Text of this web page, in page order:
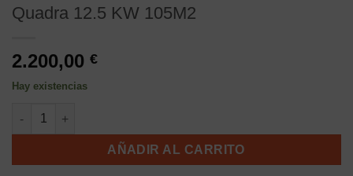
Quadra 12.5 KW 105M2
2.200,00 €
Hay existencias
Quadra 12.5 KW 105M2 cantidad
AÑADIR AL CARRITO